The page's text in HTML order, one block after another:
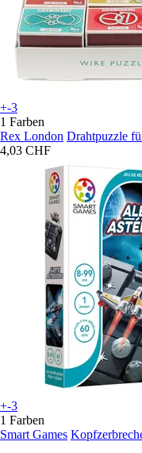
+-3
1 Farben
Rex London Drahtpuzzle
4,03 CHF
+-3
1 Farben
Smart Games